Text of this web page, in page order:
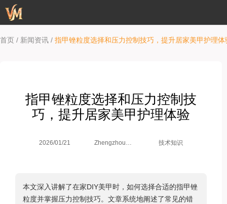
首页 / 新闻资讯 / 指甲锉粒度选择和压力控制技巧，提升居家美甲护理体
指甲锉粒度选择和压力控制技
巧，提升居家美甲护理体验
2026/01/21
Zhengzhou
技术知识
本文深入讲解了在家DIY美甲时，如何选择合适的指甲锉
粒度并掌握压力控制技巧。文章系统地阐述了常见的错